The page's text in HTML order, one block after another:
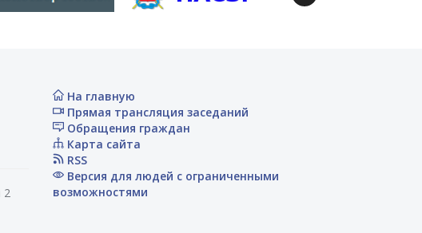
2
На главную
Прямая трансляция заседаний
Обращения граждан
Карта сайта
RSS
Версия для людей с ограниченными
возможностями